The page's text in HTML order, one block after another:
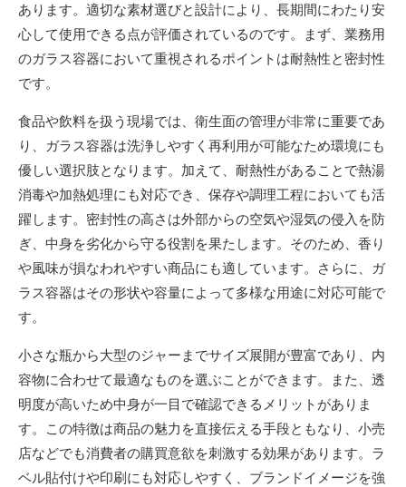
あります。適切な素材選びと設計により、長期間にわたり安
心して使用できる点が評価されているのです。まず、業務用
のガラス容器において重視されるポイントは耐熱性と密封性
です。
食品や飲料を扱う現場では、衛生面の管理が非常に重要であ
り、ガラス容器は洗浄しやすく再利用が可能なため環境にも
優しい選択肢となります。加えて、耐熱性があることで熱湯
消毒や加熱処理にも対応でき、保存や調理工程においても活
躍します。密封性の高さは外部からの空気や湿気の侵入を防
ぎ、中身を劣化から守る役割を果たします。そのため、香り
や風味が損なわれやすい商品にも適しています。さらに、ガ
ラス容器はその形状や容量によって多様な用途に対応可能で
す。
小さな瓶から大型のジャーまでサイズ展開が豊富であり、内
容物に合わせて最適なものを選ぶことができます。また、透
明度が高いため中身が一目で確認できるメリットがありま
す。この特徴は商品の魅力を直接伝える手段ともなり、小売
店などでも消費者の購買意欲を刺激する効果があります。ラ
ベル貼付けや印刷にも対応しやすく、ブランドイメージを強